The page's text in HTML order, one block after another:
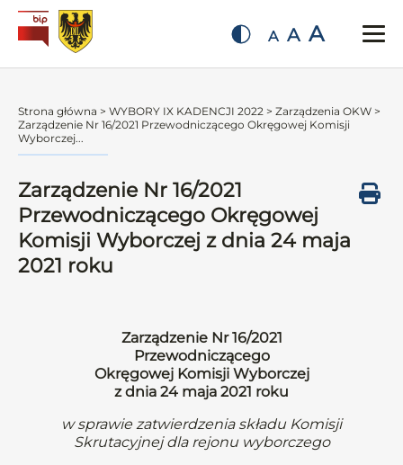
A A A
Strona główna > WYBORY IX KADENCJI 2022 > Zarządzenia OKW >
Zarządzenie Nr 16/2021 Przewodniczącego Okręgowej Komisji
Wyborczej...
Zarządzenie Nr 16/2021
Przewodniczącego Okręgowej
Komisji Wyborczej z dnia 24 maja
2021 roku
Zarządzenie Nr 16/2021
Przewodniczącego
Okręgowej Komisji Wyborczej
z dnia 24 maja 2021 roku
w sprawie zatwierdzenia składu Komisji
Skrutacyjnej dla rejonu wyborczego